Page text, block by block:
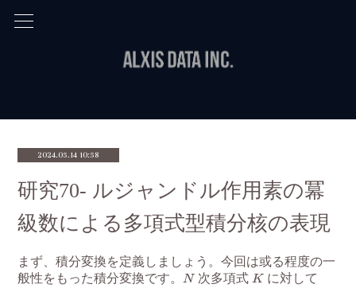
2024.05.14 10:58
研究70- ルジャンドル作用素の冪
級数による多項式型積分核の表現